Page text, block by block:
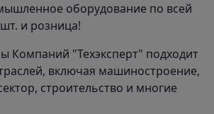
оборудование по всей
и розница!
Компаний "Техэксперт" подходит
включая машиностроение,
строительство и многие